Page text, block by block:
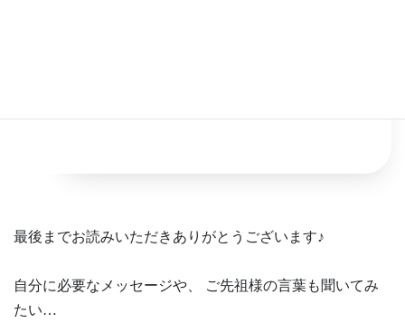
最後までお読みいただきありがとうございます♪
自分に必要なメッセージや、 ご先祖様の言葉も聞いてみ
たい…